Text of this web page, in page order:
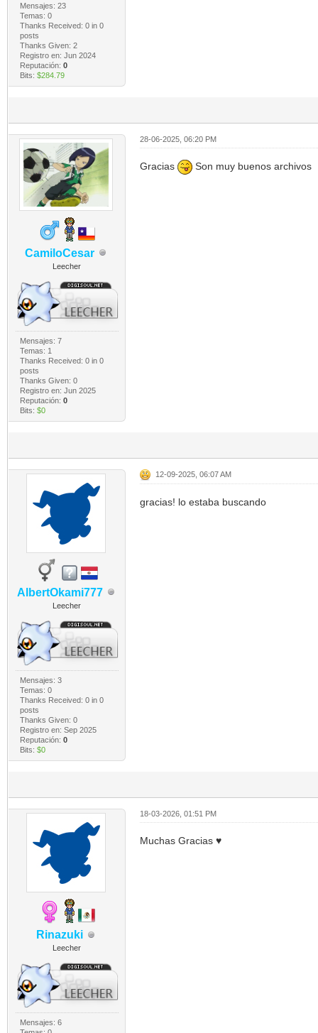
Mensajes: 23
Temas: 0
Thanks Received: 0in 0
posts
Thanks Given: 2
Registro en: Jun 2024
Reputación: 0
Bits: $284.79
CamiloCesar
Leecher
Mensajes: 7
Temas: 1
Thanks Received: 0in 0
posts
Thanks Given: 0
Registro en: Jun 2025
Reputación: 0
Bits: $0
28-06-2025, 06:20 PM
Gracias Son muy buenos archivos
AlbertOkami777
Leecher
Mensajes: 3
Temas: 0
Thanks Received: 0in 0
posts
Thanks Given: 0
Registro en: Sep 2025
Reputación: 0
Bits: $0
12-09-2025, 06:07 AM
gracias! lo estaba buscando
Rinazuki
Leecher
Mensajes: 6
18-03-2026, 01:51 PM
Muchas Gracias ♥